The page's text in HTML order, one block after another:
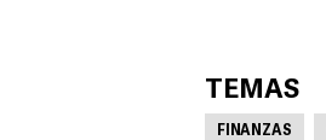
TEMAS
FINANZAS